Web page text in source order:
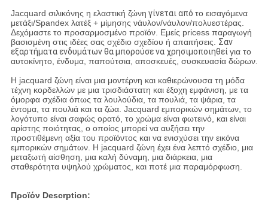
Jacquard σιλικόνης η ελαστική ζώνη γίνεται από το εισαγόμενα
μετάξι/Spandex λατέξ + μίμησης νάυλον/νάυλον/πολυεστέρας.
Δεχόμαστε το προσαρμοσμένο προϊόν. Εμείς pricess παραγωγή
βασισμένη στις ιδέες σας σχέδιο σχεδίου ή απαιτήσεις. Σαν
εξαρτήματα ενδυμάτων θα μπορούσε να χρησιμοποιηθείγια το
αυτοκίνητο, ένδυμα, παπούτσια, αποσκευές, συσκευασία δώρων.
Η jacquard ζώνη είναι μια μοντέρνη και καθιερώνουσα τη μόδα
τέχνη κορδελλών με μια τρισδιάστατη και έξοχη εμφάνιση, με τα
όμορφα σχέδια όπως τα λουλούδια, τα πουλιά, τα ψάρια, τα
έντομα, τα πουλιά και τα ζώα. Jacquard εμπορικών σημάτων, το
λογότυπο είναι σαφώς ορατό, το χρώμα είναι φωτεινό, και είναι
αρίστης ποιότητας, ο οποίος μπορεί να αυξήσει την
προστιθέμενη αξία του προϊόντος και να ενισχύσει την εικόνα
εμπορικών σημάτων. Η jacquard ζώνη έχει ένα λεπτό σχέδιο, μια
μεταξωτή αίσθηση, μια καλή δύναμη, μια διάρκεια, μια
σταθερότητα υψηλού χρώματος, και ποτέ μια παραμόρφωση.
Προϊόν Descrption: